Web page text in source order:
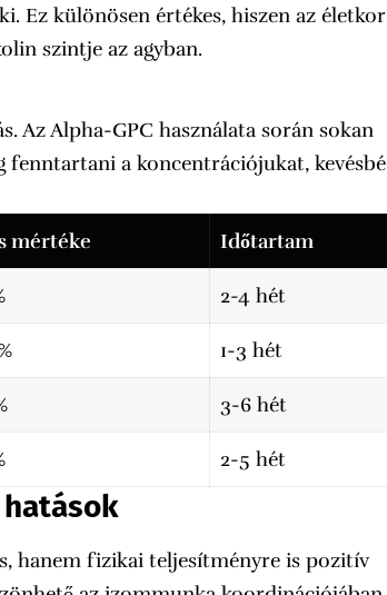
Ez különösen értékes, hiszen az életkor
szintje az agyban.
Az Alpha-GPC használata során sokan
fenntartani a koncentrációjukat, kevésbé
mértéke Időtartam
2-4 hét
1-3 hét
3-6 hét
2-5 hét
hanem fizikai teljesítményre is pozitív